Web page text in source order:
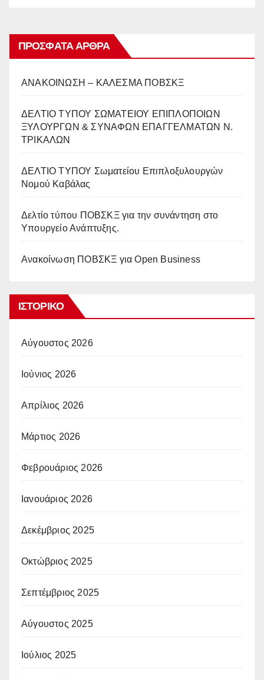
ΠΡΌΣΦΑΤΑ ΆΡΘΡΑ
ΑΝΑΚΟΙΝΩΣΗ – ΚΑΛΕΣΜΑ ΠΟΒΣΚΞ
ΔΕΛΤΙΟ ΤΥΠΟΥ ΣΩΜΑΤΕΙΟΥ ΕΠΙΠΛΟΠΟΙΩΝ
ΞΥΛΟΥΡΓΩΝ & ΣΥΝΑΦΩΝ ΕΠΑΓΓΕΛΜΑΤΩΝ Ν.
ΤΡΙΚΑΛΩΝ
ΔΕΛΤΙΟ ΤΥΠΟΥ Σωματείου Επιπλοξυλουργών
Νομού Καβάλας
Δελτίο τύπου ΠΟΒΣΚΞ για την συνάντηση στο
Υπουργείο Ανάπτυξης.
Ανακοίνωση ΠΟΒΣΚΞ για Open Business
ΙΣΤΟΡΙΚΌ
Αύγουστος 2026
Ιούνιος 2026
Απρίλιος 2026
Μάρτιος 2026
Φεβρουάριος 2026
Ιανουάριος 2026
Δεκέμβριος 2025
Οκτώβριος 2025
Σεπτέμβριος 2025
Αύγουστος 2025
Ιούλιος 2025